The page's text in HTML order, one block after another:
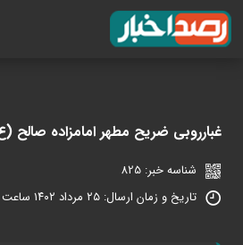
غبارروبی ضریح مطهر امامزاده صالح
شناسه خبر: 825
تاریخ و زمان ارسال: ۲۵ مرداد ۱۴۰۲ ساعت ۱۱:۵۶